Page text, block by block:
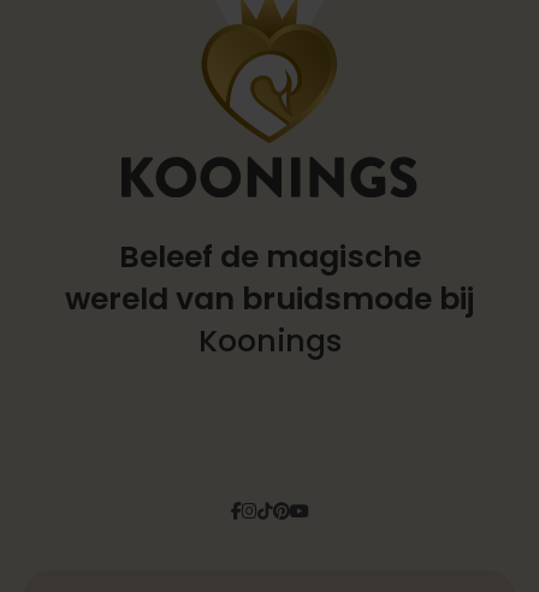
Beleef de magische
wereld van bruidsmode bij
Koonings
Facebook
Instagram
Tiktok
Pinterest
YouTube